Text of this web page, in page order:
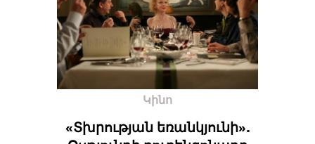
Կինո
«Տխրության եռանկյունի».